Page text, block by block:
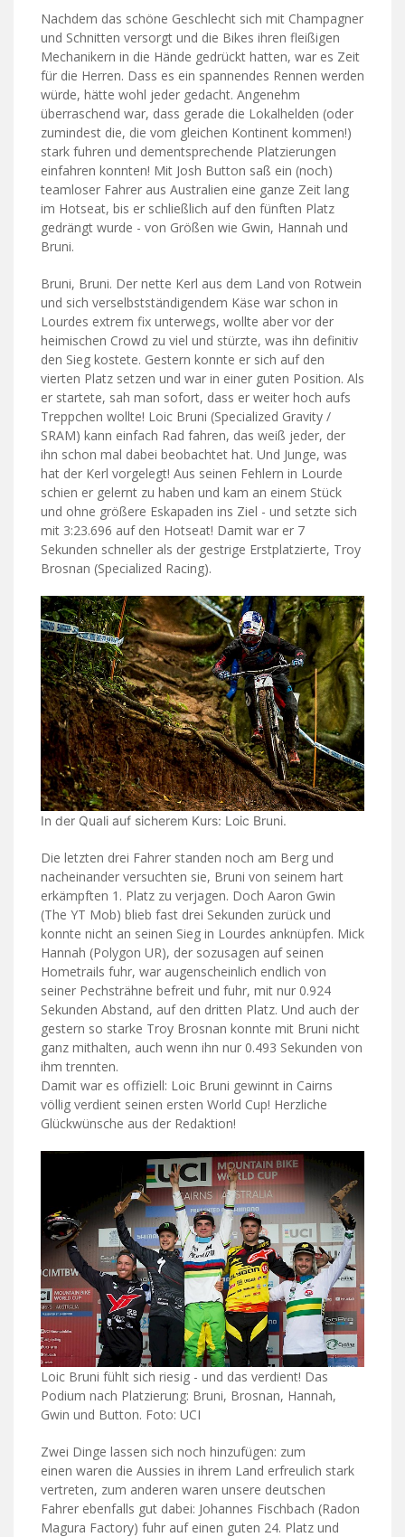
Nachdem das schöne Geschlecht sich mit Champagner
und Schnitten versorgt und die Bikes ihren fleißigen
Mechanikern in die Hände gedrückt hatten, war es Zeit
für die Herren. Dass es ein spannendes Rennen werden
würde, hätte wohl jeder gedacht. Angenehm
überraschend war, dass gerade die Lokalhelden (oder
zumindest die, die vom gleichen Kontinent kommen!)
stark fuhren und dementsprechende Platzierungen
einfahren konnten! Mit Josh Button saß ein (noch)
teamloser Fahrer aus Australien eine ganze Zeit lang
im Hotseat, bis er schließlich auf den fünften Platz
gedrängt wurde - von Größen wie Gwin, Hannah und
Bruni.
Bruni, Bruni. Der nette Kerl aus dem Land von Rotwein
und sich verselbstständigendem Käse war schon in
Lourdes extrem fix unterwegs, wollte aber vor der
heimischen Crowd zu viel und stürzte, was ihn definitiv
den Sieg kostete. Gestern konnte er sich auf den
vierten Platz setzen und war in einer guten Position. Als
er startete, sah man sofort, dass er weiter hoch aufs
Treppchen wollte! Loic Bruni (Specialized Gravity /
SRAM) kann einfach Rad fahren, das weiß jeder, der
ihn schon mal dabei beobachtet hat. Und Junge, was
hat der Kerl vorgelegt! Aus seinen Fehlern in Lourde
schien er gelernt zu haben und kam an einem Stück
und ohne größere Eskapaden ins Ziel - und setzte sich
mit 3:23.696 auf den Hotseat! Damit war er 7
Sekunden schneller als der gestrige Erstplatzierte, Troy
Brosnan (Specialized Racing).
In der Quali auf sicherem Kurs: Loic Bruni.
Die letzten drei Fahrer standen noch am Berg und
nacheinander versuchten sie, Bruni von seinem hart
erkämpften 1. Platz zu verjagen. Doch Aaron Gwin
(The YT Mob) blieb fast drei Sekunden zurück und
konnte nicht an seinen Sieg in Lourdes anknüpfen. Mick
Hannah (Polygon UR), der sozusagen auf seinen
Hometrails fuhr, war augenscheinlich endlich von
seiner Pechsträhne befreit und fuhr, mit nur 0.924
Sekunden Abstand, auf den dritten Platz. Und auch der
gestern so starke Troy Brosnan konnte mit Bruni nicht
ganz mithalten, auch wenn ihn nur 0.493 Sekunden von
ihm trennten.
Damit war es offiziell: Loic Bruni gewinnt in Cairns
völlig verdient seinen ersten World Cup! Herzliche
Glückwünsche aus der Redaktion!
Loic Bruni fühlt sich riesig - und das verdient! Das
Podium nach Platzierung: Bruni, Brosnan, Hannah,
Gwin und Button. Foto: UCI
Zwei Dinge lassen sich noch hinzufügen: zum
einen waren die Aussies in ihrem Land erfreulich stark
vertreten, zum anderen waren unsere deutschen
Fahrer ebenfalls gut dabei: Johannes Fischbach (Radon
Magura Factory) fuhr auf einen guten 24. Platz und